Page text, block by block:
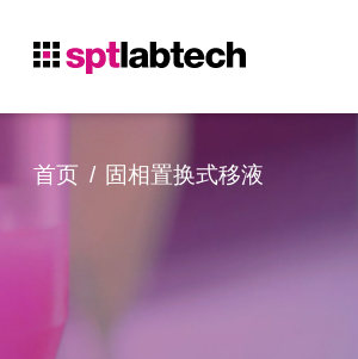
首页 固相置换式移液